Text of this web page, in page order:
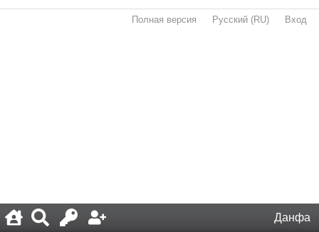
Данфа
Полная версия Русский (RU) Вход